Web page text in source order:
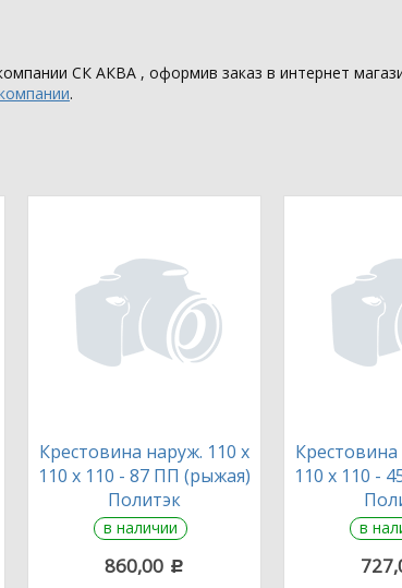
СК АКВА , оформив заказ в интернет
.
Крестовина наруж. 110 х
110 х 110 - 87 ПП (рыжая)
Политэк
в наличии
860,00 c
110 х 110 -
в